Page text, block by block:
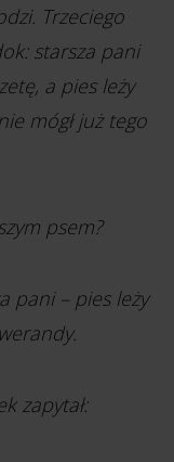
Trzeciego
starsza pani
a pies leży
mógł już tego
psem?
pani – pies leży
zapytał: